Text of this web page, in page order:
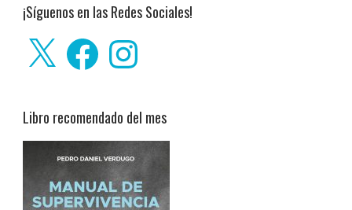
¡Síguenos en las Redes Sociales!
FacebookInstagram
Libro recomendado del mes